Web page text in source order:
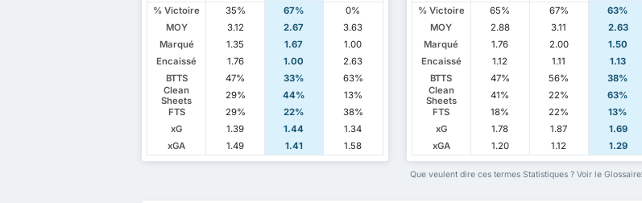
% Victoire
35% 67%
0%
MOY
3.12 2.67
3.63
Marqué
1.35 1.67
1.00
Encaissé
1.76 1.00
2.63
BTTS
47% 33%
63%
Clean
Sheets
29% 44%
13%
FTS
29% 22%
38%
xG
1.39 1.44
1.34
xGA
1.49 1.41 1.58
% Victoire
65% 67%
63%
MOY
2.88 3.11
2.63
Marqué
1.76 2.00
1.50
Encaissé
1.12 1.11
1.13
BTTS
47% 56%
38%
Clean
Sheets
41% 22%
63%
FTS
18% 22%
13%
xG
1.78 1.87
1.69
xGA
1.20 1.12 1.29
Que veulent dire ces termes Statistiques ? Voir le Glossaire